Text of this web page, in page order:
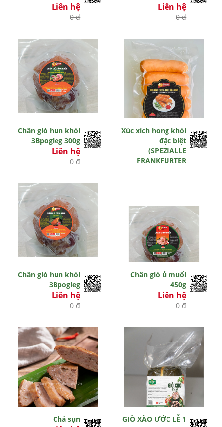
Liên hệ
0 đ
Liên hệ
0 đ
Chân giò hun khói
3Bpogleg 300g
Liên hệ
0 đ
Xúc xích hong khói
đặc biệt
(SPEZIALLE
FRANKFURTER
Chân giò hun khói
3Bpogleg
Liên hệ
0 đ
Chân giò ủ muối
450g
Liên hệ
0 đ
Chả sụn
GIÒ XÀO ƯỚC LỄ 1